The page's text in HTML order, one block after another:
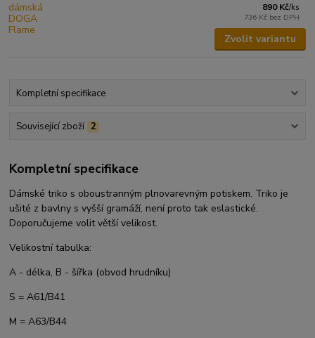
890 Kč/ks
736 Kč bez DPH
Zvolit variantu
Kompletní specifikace
Související zboží 2
Kompletní specifikace
Dámské triko s oboustranným plnovarevným potiskem. Triko je
ušité z bavlny s vyšší gramáží, není proto tak eslastické.
Doporučujeme volit větší velikost.
Velikostní tabulka:
A - délka, B - šířka (obvod hrudníku)
S = A61/B41
M = A63/B44